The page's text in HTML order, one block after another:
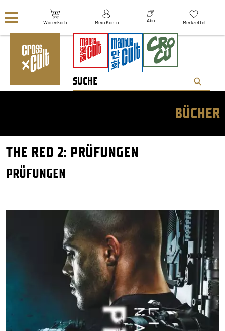
Warenkorb Mein Konto Abo Merkzettel
BÜCHER
THE RED 2: PRÜFUNGEN
PRÜFUNGEN